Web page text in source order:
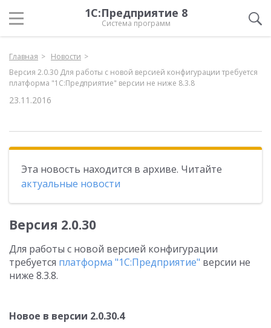
1С:Предприятие 8
Система программ
Главная
Новости
Версия 2.0.30 Для работы с новой версией конфигурации требуется
платформа "1С:Предприятие" версии не ниже 8.3.8
23.11.2016
Эта новость находится в архиве. Читайте
актуальные новости
Версия 2.0.30
Для работы с новой версией конфигурации
требуется платформа "1С:Предприятие" версии не
ниже 8.3.8.
Новое в версии 2.0.30.4